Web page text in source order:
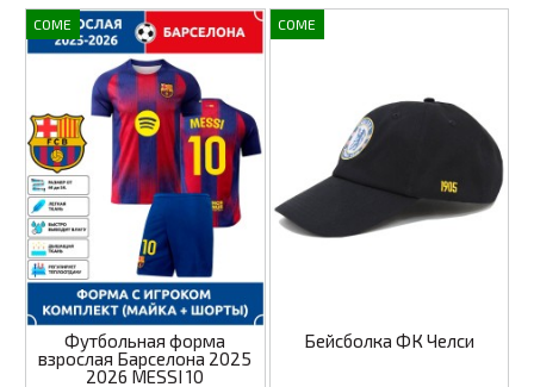
COME
Футбольная форма
взрослая Барселона 2025
2026 MESSI 10
COME
Бейсболка ФК Челси